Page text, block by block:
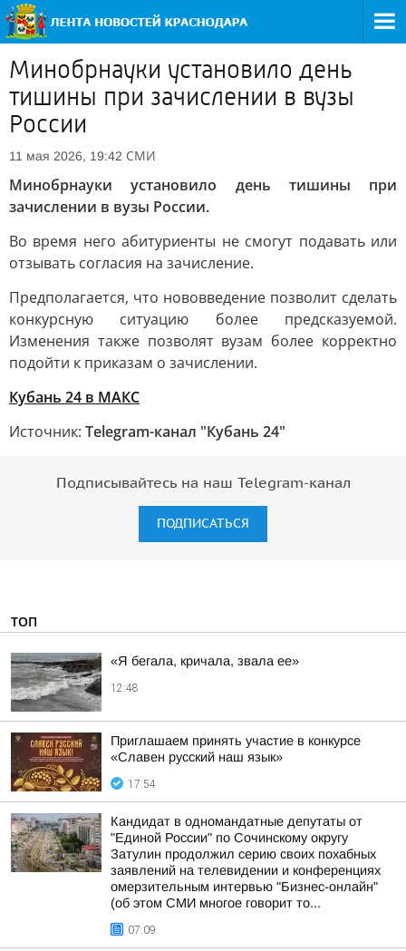
Минобрнауки установило день
тишины при зачислении в вузы
России
11 мая 2026, 19:42 СМИ
Минобрнауки установило день тишины при
зачислении в вузы России.
Во время него абитуриенты не смогут подавать или
отзывать согласия на зачисление.
Предполагается, что нововведение позволит сделать
конкурсную ситуацию более предсказуемой.
Изменения также позволят вузам более корректно
подойти к приказам о зачислении.
Кубань 24 в МАКС
Источник: Telegram-канал "Кубань 24"
Подписывайтесь на наш Telegram-канал
ПОДПИСАТЬСЯ
ТОП
«Я бегала, кричала, звала ее»
12:48
Приглашаем принять участие в конкурсе
«Славен русский наш язык»
17:54
Кандидат в одномандатные депутаты от
"Единой России" по Сочинскому округу
Затулин продолжил серию своих похабных
заявлений на телевидении и конференциях
омерзительным интервью "Бизнес-онлайн"
(об этом СМИ многое говорит то...
07:09